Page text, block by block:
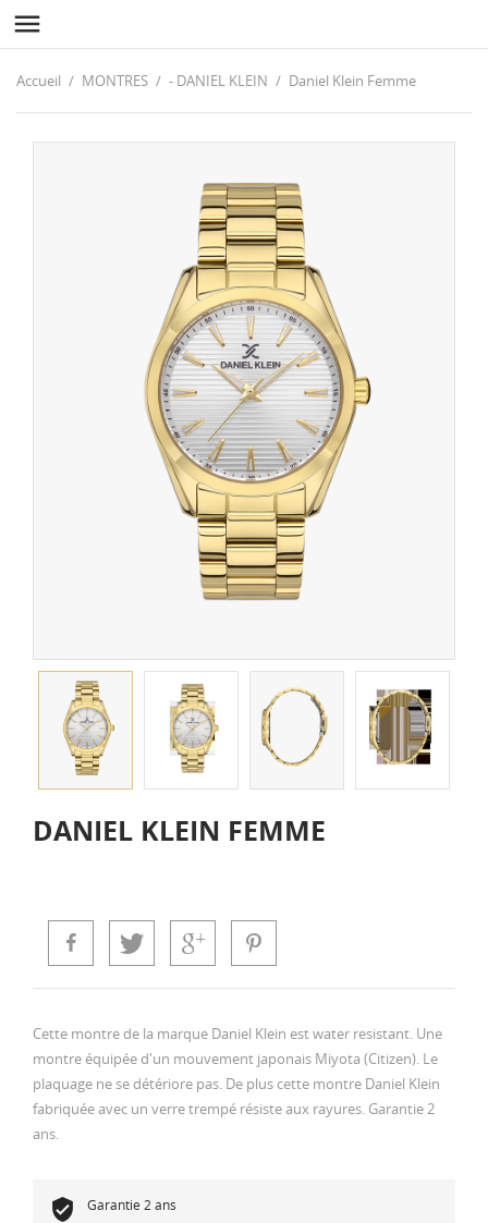

Accueil MONTRES - DANIEL KLEIN Daniel Klein Femme
DANIEL KLEIN FEMME
Cette montre de la marque Daniel Klein est water resistant. Une
montre équipée d'un mouvement japonais Miyota (Citizen). Le
plaquage ne se détériore pas. De plus cette montre Daniel Klein
fabriquée avec un verre trempé résiste aux rayures. Garantie 2
ans.
Garantie 2 ans